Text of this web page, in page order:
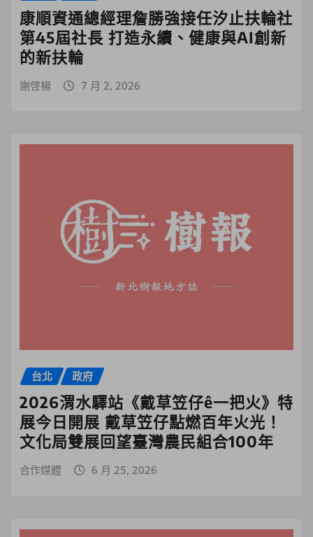
康順資通總經理詹勝強接任汐止扶輪社
第45屆社長 打造永續、健康與AI創新
的新扶輪
謝啓楊 7 月 2, 2026
台北 政府
2026渭水驛站《戴草笠仔ê一把火》特
展今日開展 戴草笠仔點燃百年火光！
文化局雙展回望臺灣農民組合100年
合作媒體 6 月 25, 2026